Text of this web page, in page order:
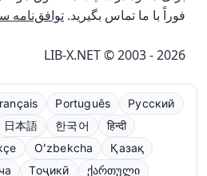
فوراً با ما تماس بگیرید. توافق‌نامه
LIB-X.NET © 2003 - 2026
Português
Русский
日本語 한국어
हिन्दी
Oʻzbekcha
Қазақ
Тоҷикӣ ქართული